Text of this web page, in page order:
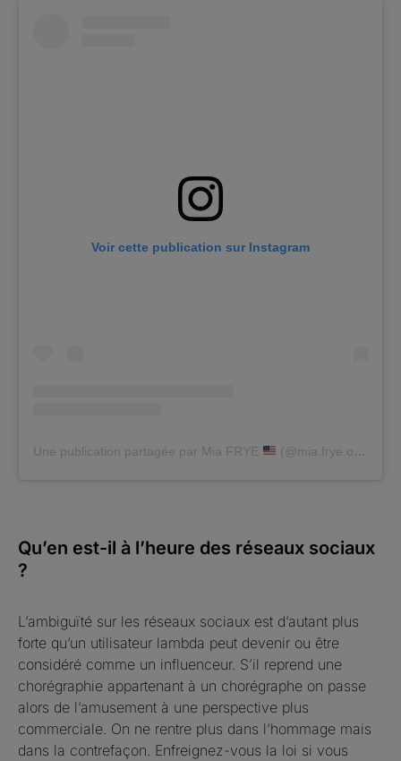
Voir cette publication sur Instagram
Une publication partagée par Mia FRYE (@mia.frye.official)
Qu’en est-il à l’heure des réseaux sociaux
?
L’ambiguïté sur les réseaux sociaux est d’autant plus
forte qu’un utilisateur lambda peut devenir ou être
considéré comme un influenceur. S’il reprend une
chorégraphie appartenant à un chorégraphe on passe
alors de l’amusement à une perspective plus
commerciale. On ne rentre plus dans l’hommage mais
dans la contrefaçon. Enfreignez-vous la loi si vous